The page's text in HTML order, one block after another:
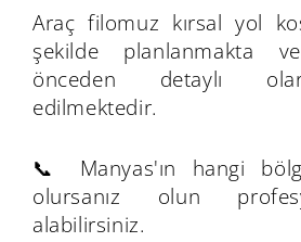
Araç filomuz kırsal yol
şekilde planlanmakta
önceden detaylı
edilmektedir.
📞 Manyas'ın hangi
olursanız olun
alabilirsiniz.